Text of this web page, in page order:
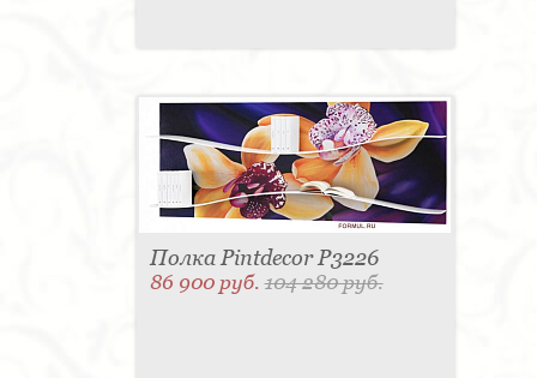
Полка Pintdecor P3226
86 900 руб.104 280 руб.